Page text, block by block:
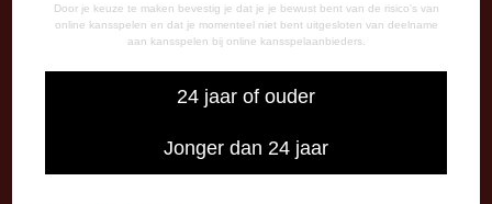
Door je keuze te maken bevestig je dat je je bewust bent van de risico's van
online kansspelen en dat je momenteel niet bent uitgesloten van deelname
aan kansspelen bij online kansspelaanbieders.
24 jaar of ouder
Jonger dan 24 jaar
CORRESPONDENTIE-ADRES